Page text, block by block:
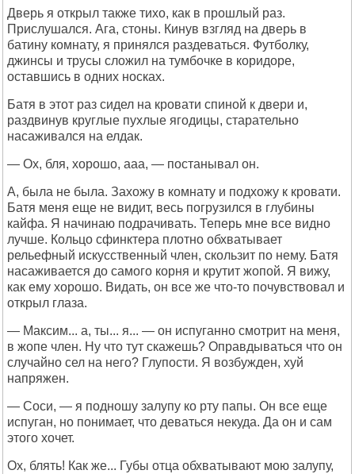
Дверь я открыл также тихо, как в прошлый раз.
Прислушался. Ага, стоны. Кинув взгляд на дверь в
батину комнату, я принялся раздеваться. Футболку,
джинсы и трусы сложил на тумбочке в коридоре,
оставшись в одних носках.
Батя в этот раз сидел на кровати спиной к двери и,
раздвинув круглые пухлые ягодицы, старательно
насаживался на елдак.
— Ох, бля, хорошо, ааа, — постанывал он.
А, была не была. Захожу в комнату и подхожу к кровати.
Батя меня еще не видит, весь погрузился в глубины
кайфа. Я начинаю подрачивать. Теперь мне все видно
лучше. Кольцо сфинктера плотно обхватывает
рельефный искусственный член, скользит по нему. Батя
насаживается до самого корня и крутит жопой. Я вижу,
как ему хорошо. Видать, он все же что-то почувствовал и
открыл глаза.
— Максим... а, ты... я... — он испуганно смотрит на меня,
в жопе член. Ну что тут скажешь? Оправдываться что он
случайно сел на него? Глупости. Я возбужден, хуй
напряжен.
— Соси, — я подношу залупу ко рту папы. Он все еще
испуган, но понимает, что деваться некуда. Да он и сам
этого хочет.
Ох, блять! Как же... Губы отца обхватывают мою залупу,